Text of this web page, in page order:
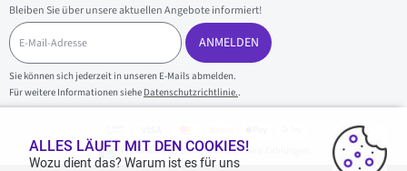
Bleiben Sie über unsere aktuellen Angebote informiert!
E
-
M
a
i
l
ANMELDEN
Sie können sich jederzeit in unseren E-Mails abmelden.
Für weitere Informationen siehe Datenschutzrichtlinie..
100 % sicherer Einkauf und sichere Zahlungen
ALLES LÄUFT MIT DEN COOKIES!
Wozu dient das? Warum ist es für uns